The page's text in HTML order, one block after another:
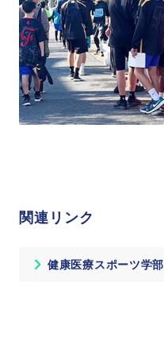
関連リンク
健康医療スポーツ学部